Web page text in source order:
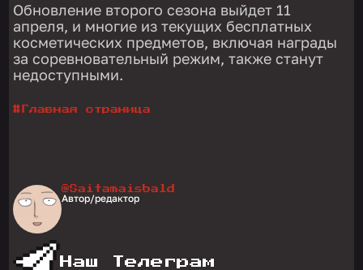
Обновление второго сезона выйдет 11
апреля, и многие из текущих бесплатных
косметических предметов, включая награды
за соревновательный режим, также станут
недоступными.
# Главная страница
@Saitamaisbald
Автор/редактор
Наш Телеграм